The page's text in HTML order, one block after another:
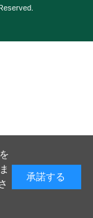
承諾する